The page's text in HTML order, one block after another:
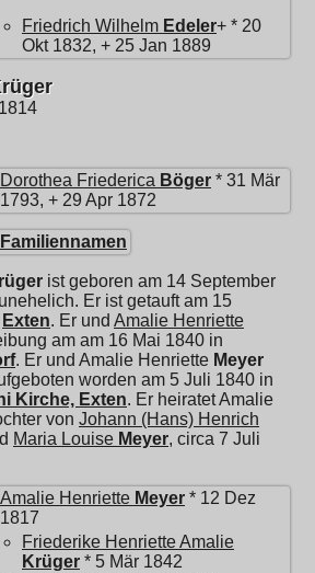
Friedrich Wilhelm Edeler+ * 20
Okt 1832, + 25 Jan 1889
Dorothea Friederica Böger * 31 Mär
1793, + 29 Apr 1872
Familiennamen
ist geboren am 14 September
Er ist getauft am 15
Exten. Er und Amalie Henriette
am am 16 Mai 1840 in
. Er und Amalie Henriette Meyer
worden am 5 Juli 1840 in
Kirche, Exten. Er heiratetAmalie
von Johann (Hans) Henrich
Maria Louise Meyer, circa 7 Juli
Amalie Henriette Meyer * 12 Dez
1817
Friederike Henriette Amalie
Krüger * 5 Mär 1842